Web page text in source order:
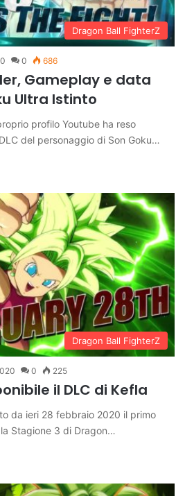
Dragon Ball FighterZ
0 686
Gameplay e data
Ultra Istinto
profilo Youtube ha reso
del personaggio di Son Goku…
Dragon Ball FighterZ
0 225
il DLC di Kefla
da ieri 28 febbraio 2020 il primo
Stagione 3 di Dragon…